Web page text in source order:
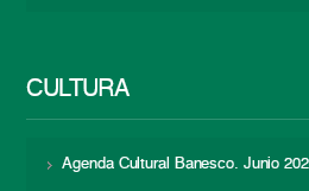
CULTURA
Agenda Cultural Banesco. Junio